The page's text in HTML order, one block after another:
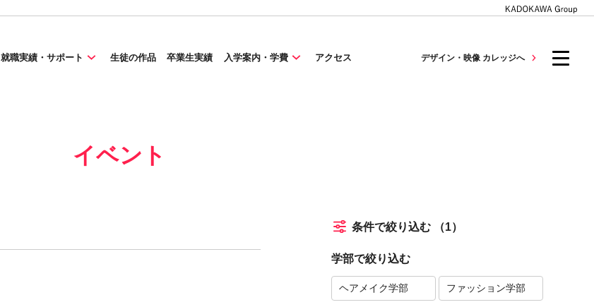
就職実績・サポート 生徒の作品 卒業生実績 入学案内・学費 アクセス デザイン・映像 カレッジへ
イベント
条件で絞り込む （1）
学部で絞り込む
ヘアメイク学部 ファッション学部